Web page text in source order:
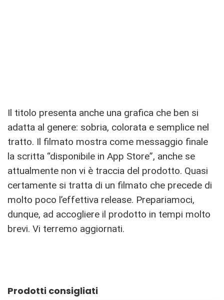
Il titolo presenta anche una grafica che ben si
adatta al genere: sobria, colorata e semplice nel
tratto. Il filmato mostra come messaggio finale
la scritta “disponibile in App Store”, anche se
attualmente non vi è traccia del prodotto. Quasi
certamente si tratta di un filmato che precede di
molto poco l’effettiva release. Prepariamoci,
dunque, ad accogliere il prodotto in tempi molto
brevi. Vi terremo aggiornati.
Prodotti consigliati